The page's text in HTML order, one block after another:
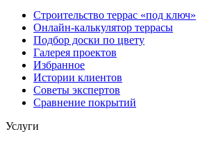
Строительство террас «под ключ»
Онлайн-калькулятор террасы
Подбор доски по цвету
Галерея проектов
Избранное
Истории клиентов
Советы экспертов
Сравнение покрытий
Услуги